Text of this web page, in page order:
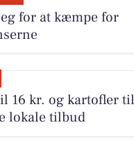
for at kæmpe for
16 kr. og kartofler
lokale tilbud